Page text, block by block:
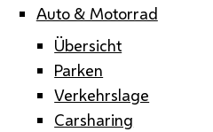
Auto & Motorrad
Übersicht
Parken
Verkehrslage
Carsharing